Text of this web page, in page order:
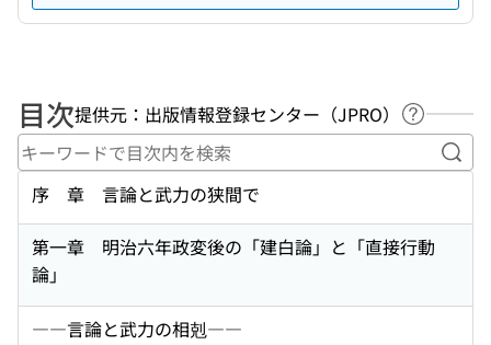
目次提供元：出版情報登録センター（JPRO）
ヘルプペ
キ
序 章 言論と武力の狭間で
第一章 明治六年政変後の「建白論」と「直接行動
論」
――言論と武力の相剋――